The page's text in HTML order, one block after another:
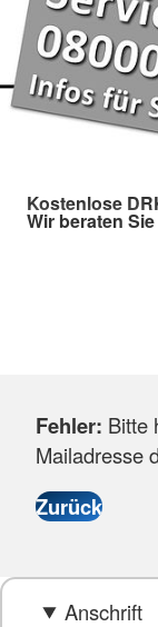
Kostenlose
Wir beraten
Fehler: Bitte
Mailadresse
Anschrift